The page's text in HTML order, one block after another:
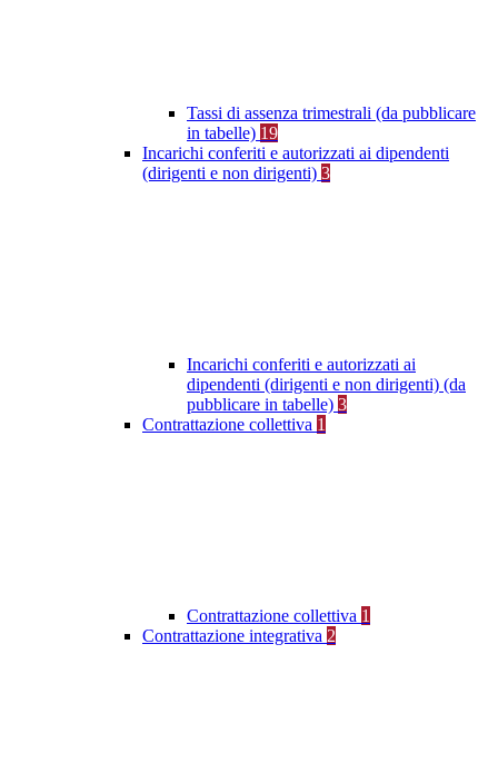
Tassi di assenza trimestrali (da pubblicare
in tabelle) 19
Incarichi conferiti e autorizzati ai dipendenti
(dirigenti e non dirigenti) 3
Incarichi conferiti e autorizzati ai
dipendenti (dirigenti e non dirigenti) (da
pubblicare in tabelle) 3
Contrattazione collettiva 1
Contrattazione collettiva 1
Contrattazione integrativa 2